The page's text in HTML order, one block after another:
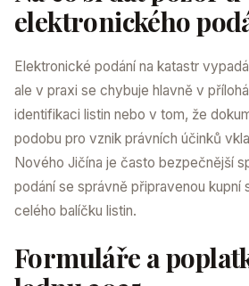
elektronického
Elektronické podání na katastr
ale v praxi se chybuje hlavně v
identifikaci listin nebo v tom, že
podobu pro vznik právních účinků
Nového Jičína je často bezpečnější
podání se správně připravenou kupní
celého balíčku listin.
Formuláře a